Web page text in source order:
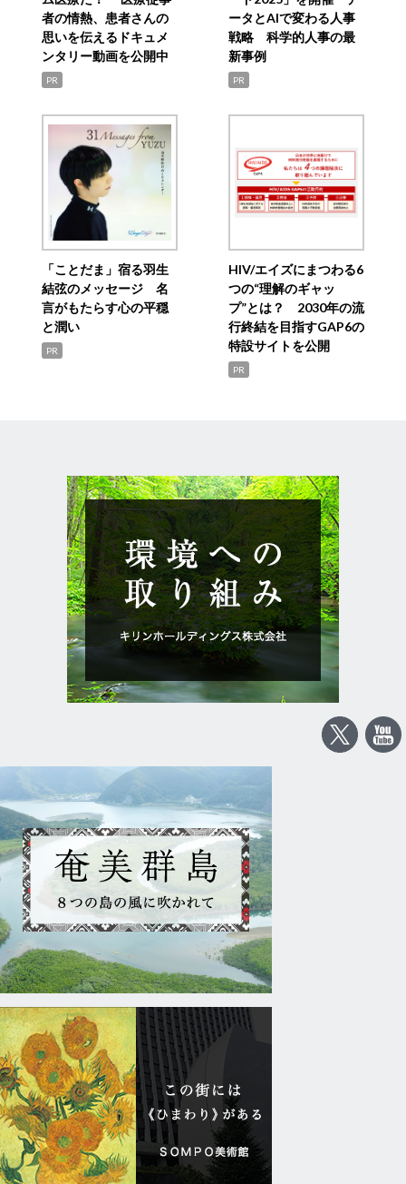
者の情熱、患者さんの
思いを伝えるドキュメ
ンタリー動画を公開中
PR
ータとAIで変わる人事
戦略 科学的人事の最
新事例
PR
「ことだま」宿る羽生
結弦のメッセージ 名
言がもたらす心の平穏
と潤い
PR
HIV/エイズにまつわる6
つの“理解のギャッ
プ”とは？ 2030年の流
行終結を目指すGAP6の
特設サイトを公開
PR